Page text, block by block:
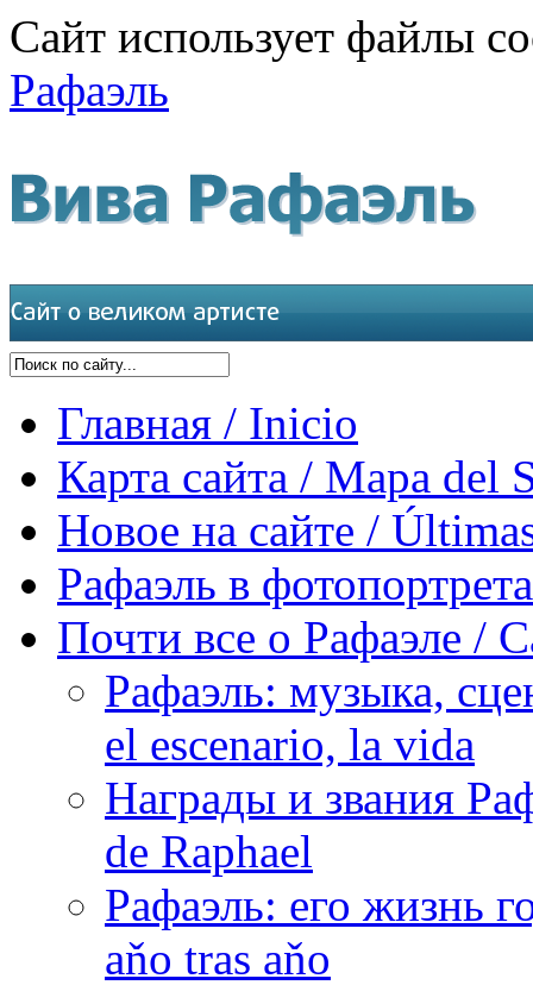
Сайт использует файлы
Рафаэль
Главная / Inicio
Карта сайта / Mapa del
Новое на сайте /
Рафаэль в
Почти все о Рафаэле /
Рафаэль: музыка,
el escenario, la vida
Награды и звания
de Raphael
Рафаэль: его жизнь
aňo tras aňo